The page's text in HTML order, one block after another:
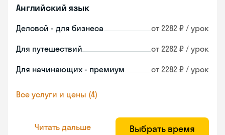
Английский язык
Деловой - для бизнеса от 2282 ₽ / урок
Для путешествий от 2282 ₽ / урок
Для начинающих - премиум от 2282 ₽ / урок
Все услуги и цены (4)
Читать дальше Выбрать время